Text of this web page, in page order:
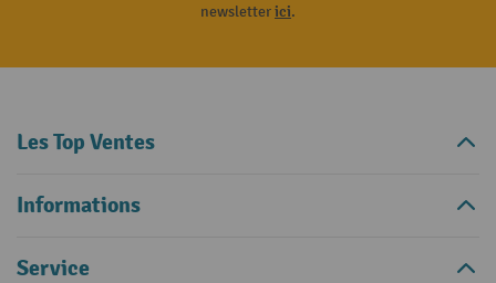
newsletterici.
Les Top Ventes
Informations
Service